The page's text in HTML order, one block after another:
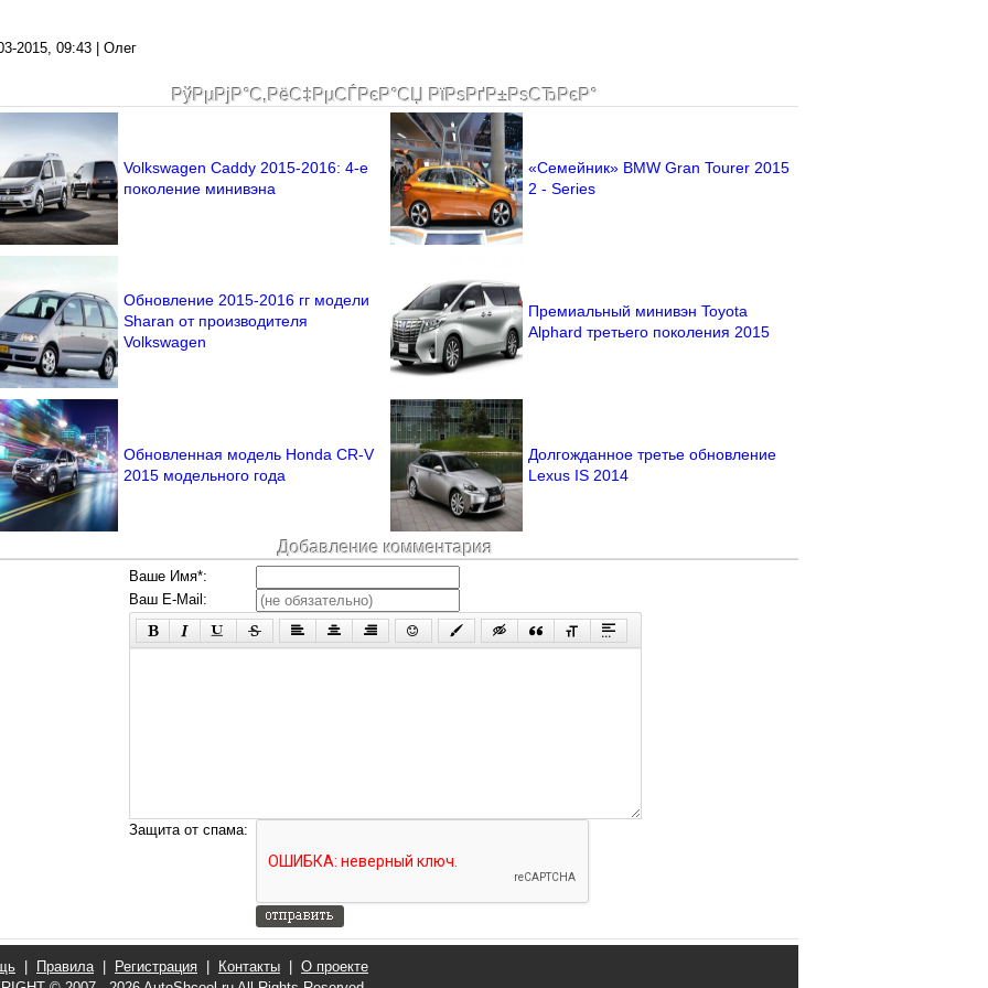
2015, 09:43 | Олег
РўРµРјР°С‚РёС‡РµСЃРєР°СЏ РїРѕРґР±РѕСЂРєР°
Volkswagen Caddy 2015-2016: 4-е
поколение минивэна
«Семейник» BMW Gran Tourer 2015
2 - Series
Обновление 2015-2016 гг модели
Sharan от производителя
Volkswagen
Премиальный минивэн Toyota
Alphard третьего поколения 2015
Обновленная модель Honda CR-V
2015 модельного года
Долгожданное третье обновление
Lexus IS 2014
Добавление комментария
Ваше Имя*:
Ваш E-Mail:
Защита от спама:
Правила| Регистрация Контакты
О проекте